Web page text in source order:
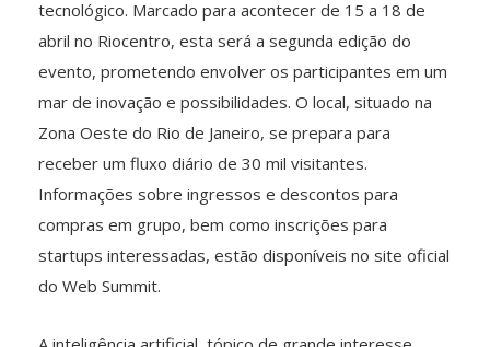
tecnológico. Marcado para acontecer de 15 a 18 de
abril no Riocentro, esta será a segunda edição do
evento, prometendo envolver os participantes em um
mar de inovação e possibilidades. O local, situado na
Zona Oeste do Rio de Janeiro, se prepara para
receber um fluxo diário de 30 mil visitantes.
Informações sobre ingressos e descontos para
compras em grupo, bem como inscrições para
startups interessadas, estão disponíveis no site oficial
do Web Summit.